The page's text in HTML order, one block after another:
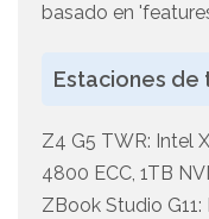
basado en
Estaciones de
Z4 G5 TWR: Intel
4800 ECC, 1TB
ZBook Studio G11: